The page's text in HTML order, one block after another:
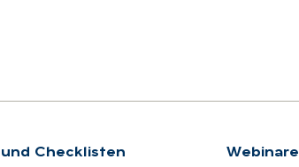
Checklisten We­bi­na­re